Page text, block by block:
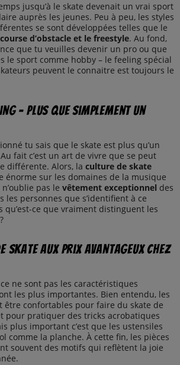
jusqu’à le skate devenait un vrai sport
auprès les jeunes. Peu à peu, les styles
se sont développées telles que le
d’obstacle et le freestyle. Au fond,
que tu veuilles devenir un pro ou que
le sport comme hobby – le feeling spécial
peuvent le connaitre est toujours le
– plus que simplement un
tu sais que le skate est plus qu’un
fait c’est un art de vivre que se peut
différente. Alors, la culture de skate
énorme sur les domaines de la musique
pas le vêtement exceptionnel des
les personnes que s’identifient à ce
qu’est-ce que vraiment distinguent les
skate aux prix avantageux chez
ne sont pas les caractéristiques
les plus importantes. Bien entendu, les
être confortables pour faire du skate de
pour pratiquer des tricks acrobatiques
plus important c’est que les ustensiles
comme la planche. À cette fin, les pièces
souvent des motifs qui reflètent la joie